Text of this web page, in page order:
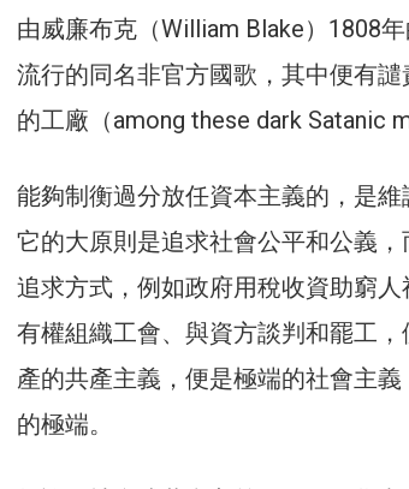
由威廉布克（William Blake）1808
流行的同名非官方國歌，其中便有
的工廠（among these dark Satanic
能夠制衡過分放任資本主義的，是
它的大原則是追求社會公平和公義
追求方式，例如政府用稅收資助窮
有權組織工會、與資方談判和罷工
產的共產主義，便是極端的社會主
的極端。